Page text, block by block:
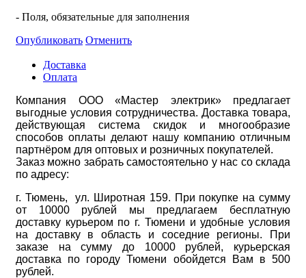
- Поля, обязательные для заполнения
Опубликовать Отменить
Доставка
Оплата
Компания ООО «Мастер электрик» предлагает
выгодные условия сотрудничества. Доставка товара,
действующая система скидок и многообразие
способов оплаты делают нашу компанию отличным
партнёром для оптовых и розничных покупателей.
Заказ можно забрать самостоятельно у нас со склада
по адресу:
г. Тюмень, ул. Широтная 159. При покупке на сумму
от 10000 рублей мы предлагаем бесплатную
доставку курьером по г. Тюмени и удобные условия
на доставку в область и соседние регионы. При
заказе на сумму до 10000 рублей, курьерская
доставка по городу Тюмени обойдется Вам в 500
рублей.